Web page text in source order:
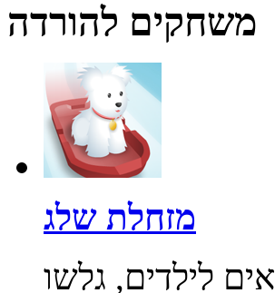
משחקים להורדה
מזחלת שלג